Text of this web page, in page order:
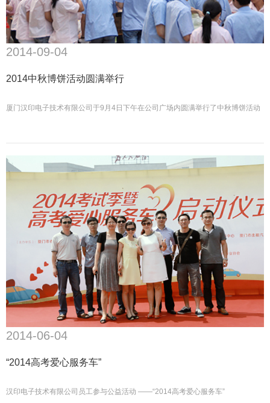
2014-09-04
2014中秋博饼活动圆满举行
厦门汉印电子技术有限公司于9月4日下午在公司广场内圆满举行了中秋博饼活动
2014-06-04
“2014高考爱心服务车”
汉印电子技术有限公司员工参与公益活动 ——“2014高考爱心服务车”